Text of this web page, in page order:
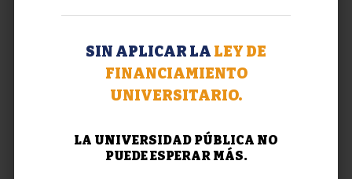
SIN APLICAR LA LEY DE
FINANCIAMIENTO
UNIVERSITARIO.
LA UNIVERSIDAD PÚBLICA NO
PUEDE ESPERAR MÁS.